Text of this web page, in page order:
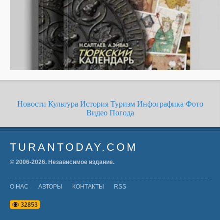
Новости Культура История Туризм Инфографика Фото
Видео Погода
TURANTODAY.COM
© 2006-2026. Независимое издание.
О НАС АВТОРЫ КОНТАКТЫ RSS
32853